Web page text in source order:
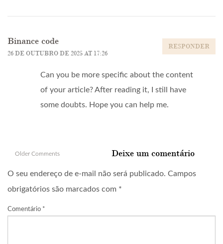
Binance code
26 DE OUTUBRO DE 2025 AT 17:26
RESPONDER
Can you be more specific about the content
of your article? After reading it, I still have
some doubts. Hope you can help me.
Comment
Older Comments Deixe um comentário
O seu endereço de e-mail não será publicado. Campos
obrigatórios são marcados com *
Comentário *